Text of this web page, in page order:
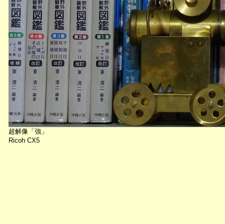
超解像「強」
Ricoh CX5